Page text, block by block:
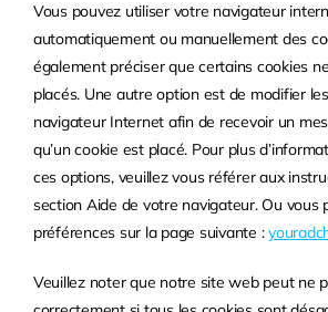
Vous pouvez utiliser votre navigateur
automatiquement ou manuellement des
également préciser que certains cookies
placés. Une autre option est de modifier
navigateur Internet afin de recevoir un
qu’un cookie est placé. Pour plus
ces options, veuillez vous référer aux
section Aide de votre navigateur. Ou vous
préférences sur la page suivante :
Veuillez noter que notre site web peut ne